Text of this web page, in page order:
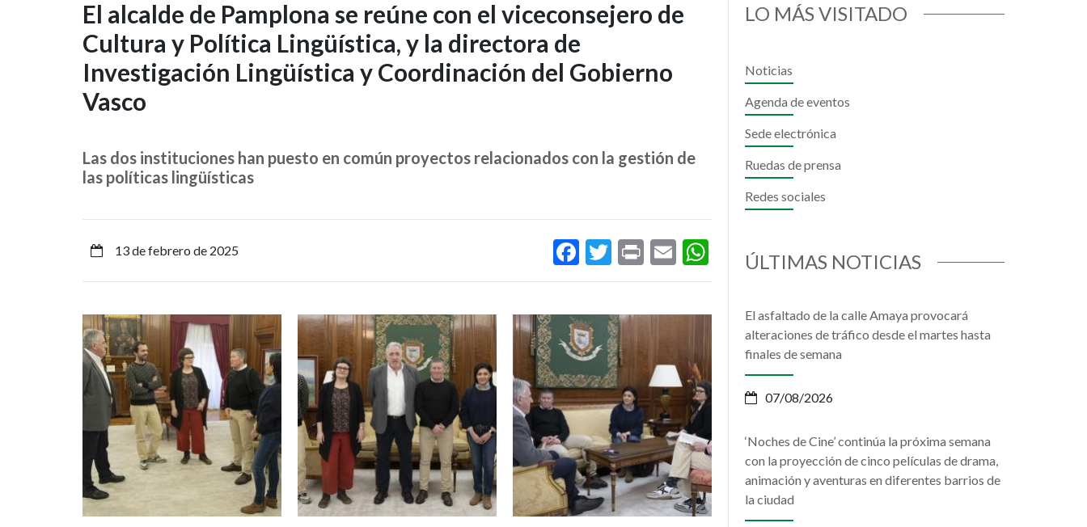
El
alcalde
de
Pamplona
se
reúne
el
de
Cultura
y
Política
Lingüística,
y
El alcalde de Pamplona se reúne con el viceconsejero de
Cultura y Política Lingüística, y la directora de
Investigación Lingüística y Coordinación del Gobierno
Vasco
Las dos instituciones han puesto en común proyectos relacionados con la gestión de
las políticas lingüísticas
13 de febrero de 2025 Facebook
Twitter
PrintEmailWhatsApp
Imagen Imagen Imagen
LO MÁS VISITADO
Noticias
Agenda de eventos
Sede electrónica
Ruedas de prensa
Redes sociales
ÚLTIMAS NOTICIAS
El asfaltado de la calle Amaya provocará
alteraciones de tráfico desde el martes hasta
finales de semana
07/08/2026
‘Noches de Cine’ continúa la próxima semana
con la proyección de cinco películas de drama,
animación y aventuras en diferentes barrios de
la ciudad